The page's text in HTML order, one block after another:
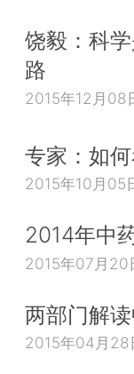
饶毅：科
路
2015年12月08
专家：如
2015年10月05
2014年中
2015年07月20
两部门解
2015年04月28